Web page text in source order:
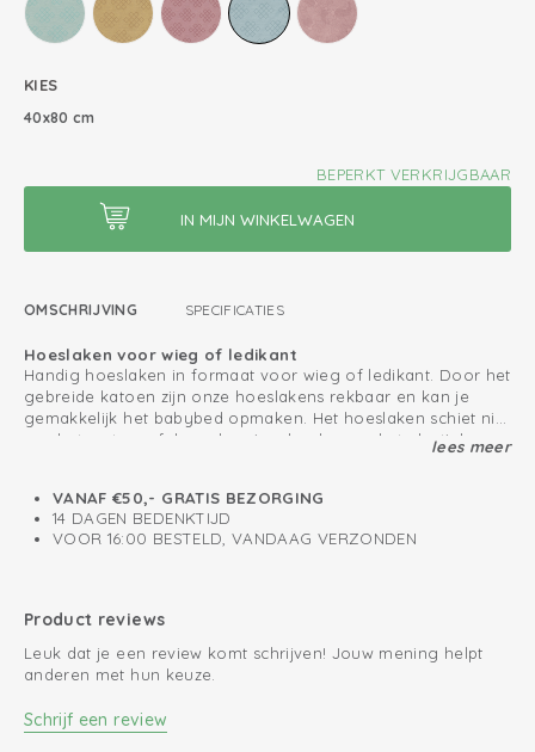
KIES
40x80 cm
BEPERKT VERKRIJGBAAR
OMSCHRIJVING SPECIFICATIES
Hoeslaken voor wieg of ledikant
Handig hoeslaken in formaat voor wieg of ledikant. Door het
gebreide katoen zijn onze hoeslakens rekbaar en kan je
gemakkelijk het babybed opmaken. Het hoeslaken schiet niet
van het matras af door de ruime hoeken en het elastiek
collectie.
wiegformaat past niet alleen in de wieg maar ook in een
mozesmandje, reiswieg of als hoes om het aankleedkussen.
Het ledikanthoeslaken past zowel om matrassen van 60x120
na herhaaldelijk wassen, blijft de kwaliteit van onze
lees meer
VANAF €50,- GRATIS BEZORGING
14 DAGEN BEDENKTIJD
VOOR 16:00 BESTELD, VANDAAG VERZONDEN
Product reviews
Leuk dat je een review komt schrijven! Jouw mening helpt
anderen met hun keuze.
Schrijf een review